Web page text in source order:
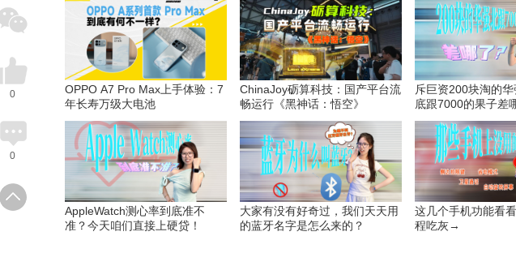
0
0
OPPO A7 Pro Max上手体验：7
年长寿万级大电池
ChinaJoy砺算科技：国产平台流
畅运行《黑神话：悟空》
斥巨资200块淘的华
底跟7000的果子差
AppleWatch测心率到底准不
准？今天咱们直接上硬贷！
大家有没有好奇过，我们天天用
的蓝牙名字是怎么来的？
这几个手机功能看
程吃灰→